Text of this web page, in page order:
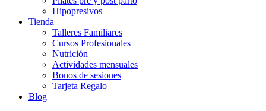
Hipopresivos
Tienda
Talleres Familiares
Cursos Profesionales
Nutrición
Actividades mensuales
Bonos de sesiones
Tarjeta Regalo
Blog